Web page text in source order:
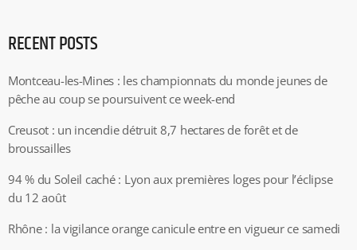
RECENT POSTS
Montceau-les-Mines : les championnats du monde jeunes de
pêche au coup se poursuivent ce week-end
Creusot : un incendie détruit 8,7 hectares de forêt et de
broussailles
94 % du Soleil caché : Lyon aux premières loges pour l’éclipse
du 12 août
Rhône : la vigilance orange canicule entre en vigueur ce samedi